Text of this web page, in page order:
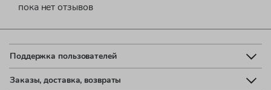
пока нет отзывов
Поддержка пользователей
Заказы, доставка, возвраты